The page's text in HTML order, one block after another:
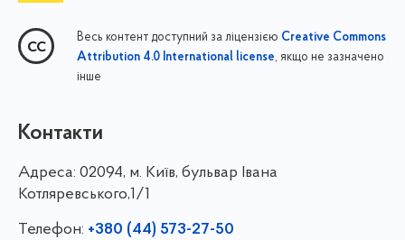
Весь контент доступний за ліцензією Creative Commons
Attribution 4.0 International license, якщо не зазначено
інше
Контакти
Адреса: 02094, м. Київ, бульвар Івана
Котляревського,1/1
Телефон: +380 (44) 573-27-50